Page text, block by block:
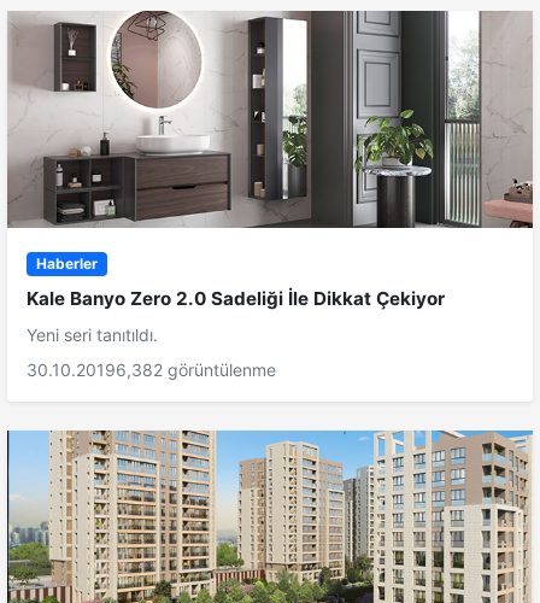
Haberler
Kale Banyo Zero 2.0 Sadeliği İle Dikkat Çekiyor
Yeni seri tanıtıldı.
30.10.20196,382 görüntülenme